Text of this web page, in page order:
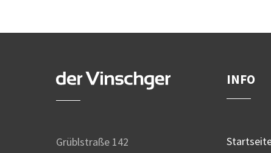
Grüblstraße 142
INFO